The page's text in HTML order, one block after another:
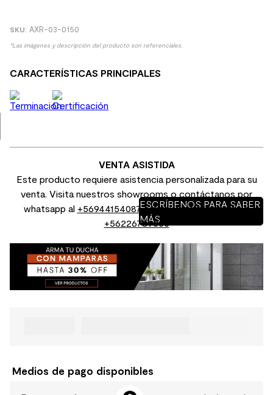
: AXR-03-0150
*Las imágenes y descripción del producto son referenciales.
CARACTERÍSTICAS PRINCIPALES
VENTA ASISTIDA
Este producto requiere asistencia personalizada para su
venta. Visita nuestros showrooms o contáctanos por
whatsapp al +56944154087o por venta telefónica al
+56226789000
ESCRÍBENOS PARA SABER
MÁS
Medios de pago disponibles